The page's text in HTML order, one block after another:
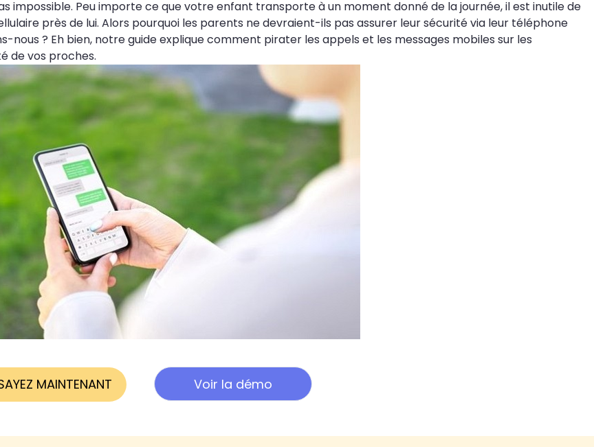
impossible. Peu importe ce que votre enfant transporte à un moment donné de la journée, il est inutile de
près de lui. Alors pourquoi les parents ne devraient-ils pas assurer leur sécurité via leur téléphone
nous ? Eh bien, notre guide explique comment pirater les appels et les messages mobiles sur les
de vos proches.
MAINTENANT Voir la démo